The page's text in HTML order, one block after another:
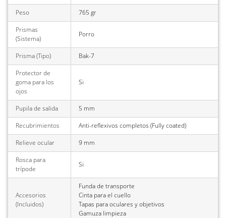
Peso
765 gr
Prismas
(Sistema)
Porro
Prisma (Tipo)
Bak-7
Protector de
goma para los
ojos
Si
Pupila de salida
5 mm
Recubrimientos
Anti-reflexivos completos (Fully coated)
Relieve ocular
9 mm
Rosca para
trípode
Si
Accesorios
(Incluidos)
Funda de transporte
Cinta para el cuello
Tapas para oculares y objetivos
Gamuza limpieza